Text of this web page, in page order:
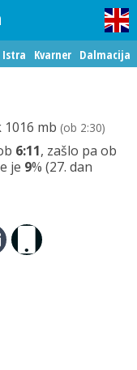
Istra Kvarner Dalmacija
mb (ob 2:30)
6:11, zašlo pa ob
je 9% (27. dan